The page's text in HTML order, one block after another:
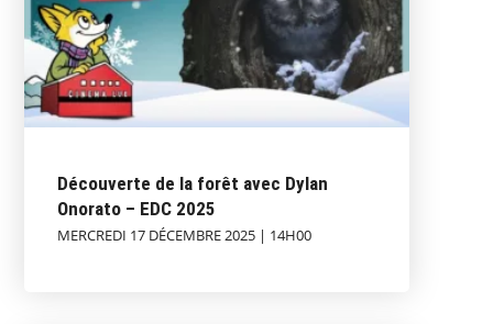
Découverte de la forêt avec Dylan
Onorato – EDC 2025
MERCREDI 17 DÉCEMBRE 2025 | 14H00